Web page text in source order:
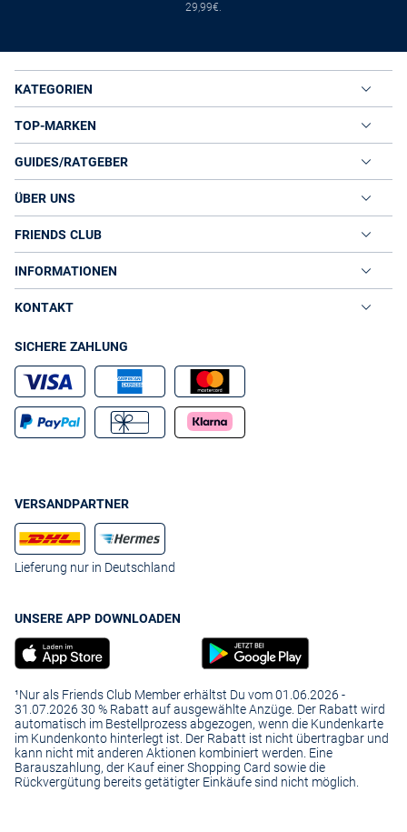
29,99€.
KATEGORIEN
TOP-MARKEN
GUIDES/RATGEBER
ÜBER UNS
FRIENDS CLUB
INFORMATIONEN
KONTAKT
SICHERE ZAHLUNG
VERSANDPARTNER
Lieferung nur in Deutschland
UNSERE APP DOWNLOADEN
¹Nur als Friends Club Member erhältst Du vom 01.06.2026 -
31.07.2026 30 % Rabatt auf ausgewählte Anzüge. Der Rabatt wird
automatisch im Bestellprozess abgezogen, wenn die Kundenkarte
im Kundenkonto hinterlegt ist. Der Rabatt ist nicht übertragbar und
kann nicht mit anderen Aktionen kombiniert werden. Eine
Barauszahlung, der Kauf einer Shopping Card sowie die
Rückvergütung bereits getätigter Einkäufe sind nicht möglich.